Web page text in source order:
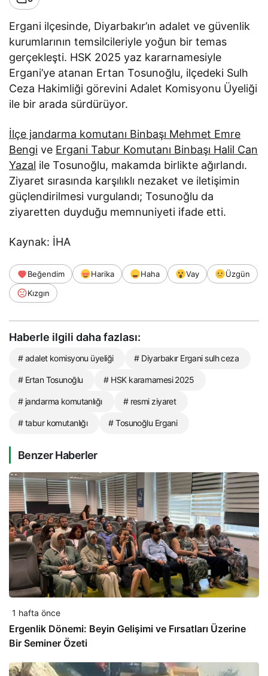
Ergani ilçesinde, Diyarbakır’ın adalet ve güvenlik
kurumlarının temsilcileriyle yoğun bir temas
gerçekleşti. HSK 2025 yaz kararnamesiyle
Ergani’ye atanan Ertan Tosunoğlu, ilçedeki Sulh
Ceza Hakimliği görevini Adalet Komisyonu Üyeliği
ile bir arada sürdürüyor.
İlçe jandarma komutanı Binbaşı Mehmet Emre
Bengi ve Ergani Tabur Komutanı Binbaşı Halil Can
Yazal ile Tosunoğlu, makamda birlikte ağırlandı.
Ziyaret sırasında karşılıklı nezaket ve iletişimin
güçlendirilmesi vurgulandı; Tosunoğlu da
ziyaretten duyduğu memnuniyeti ifade etti.
Kaynak: İHA
Beğendim Harika Haha Vay
Üzgün
Kızgın
Haberle ilgili daha fazlası:
# adalet komisyonu üyeliği # Diyarbakır Ergani sulh ceza
# Ertan Tosunoğlu # HSK kararnamesi 2025
# jandarma komutanlığı # resmi ziyaret
# tabur komutanlığı # Tosunoğlu Ergani
Benzer Haberler
1 hafta önce
Ergenlik Dönemi: Beyin Gelişimi ve Fırsatları Üzerine
Bir Seminer Özeti